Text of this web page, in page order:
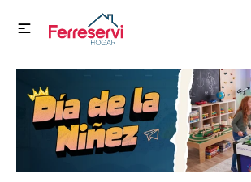

Menú Herramientas y Construcción
Herramientas y Construcción